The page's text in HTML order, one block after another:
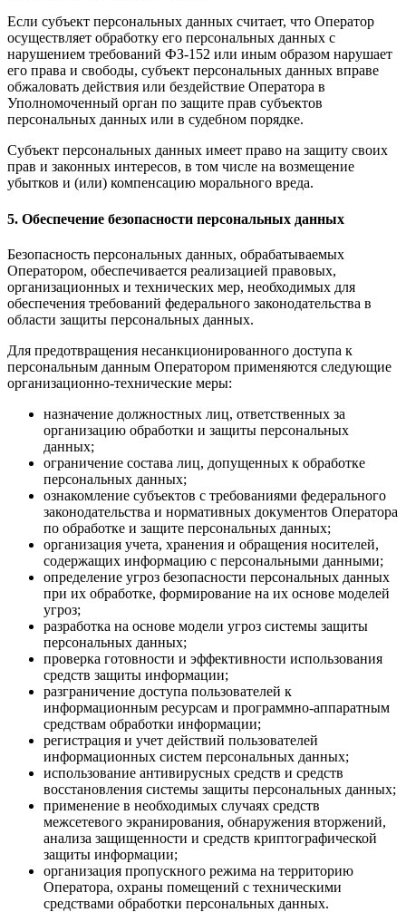
Если субъект персональных данных считает, что Оператор
осуществляет обработку его персональных данных с
нарушением требований ФЗ-152 или иным образом нарушает
его права и свободы, субъект персональных данных вправе
обжаловать действия или бездействие Оператора в
Уполномоченный орган по защите прав субъектов
персональных данных или в судебном порядке.
Субъект персональных данных имеет право на защиту своих
прав и законных интересов, в том числе на возмещение
убытков и (или) компенсацию морального вреда.
5. Обеспечение безопасности персональных данных
Безопасность персональных данных, обрабатываемых
Оператором, обеспечивается реализацией правовых,
организационных и технических мер, необходимых для
обеспечения требований федерального законодательства в
области защиты персональных данных.
Для предотвращения несанкционированного доступа к
персональным данным Оператором применяются следующие
организационно-технические меры:
назначение должностных лиц, ответственных за
организацию обработки и защиты персональных
данных;
ограничение состава лиц, допущенных к обработке
персональных данных;
ознакомление субъектов с требованиями федерального
законодательства и нормативных документов Оператора
по обработке и защите персональных данных;
организация учета, хранения и обращения носителей,
содержащих информацию с персональными данными;
определение угроз безопасности персональных данных
при их обработке, формирование на их основе моделей
угроз;
разработка на основе модели угроз системы защиты
персональных данных;
проверка готовности и эффективности использования
средств защиты информации;
разграничение доступа пользователей к
информационным ресурсам и программно-аппаратным
средствам обработки информации;
регистрация и учет действий пользователей
информационных систем персональных данных;
использование антивирусных средств и средств
восстановления системы защиты персональных данных;
применение в необходимых случаях средств
межсетевого экранирования, обнаружения вторжений,
анализа защищенности и средств криптографической
защиты информации;
организация пропускного режима на территорию
Оператора, охраны помещений с техническими
средствами обработки персональных данных.